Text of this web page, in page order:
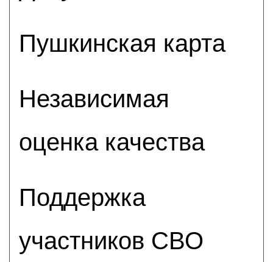
Пушкинская карта
Независимая
оценка качества
Поддержка
участников СВО